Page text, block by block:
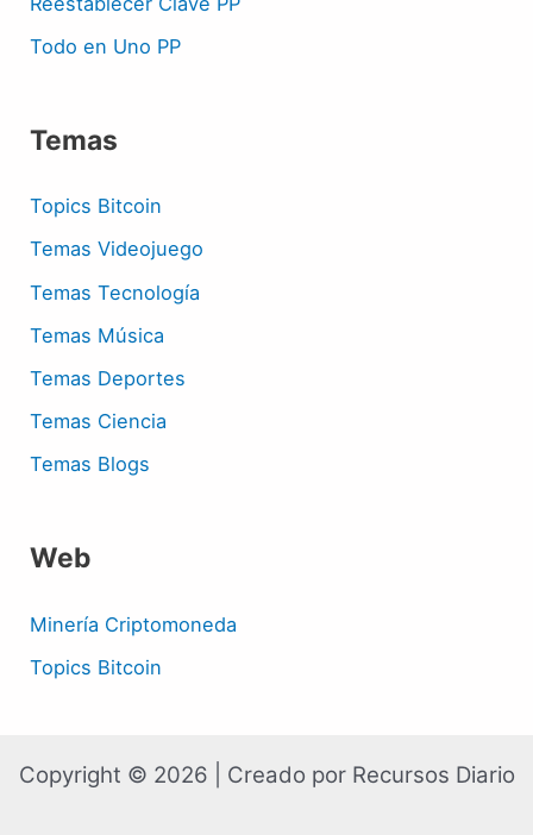
Todo en Uno PP
Temas
Topics Bitcoin
Temas Videojuego
Temas Tecnología
Temas Música
Temas Deportes
Temas Ciencia
Temas Blogs
Web
Minería Criptomoneda
Topics Bitcoin
Copyright © 2026 | Creado por Recursos Diario